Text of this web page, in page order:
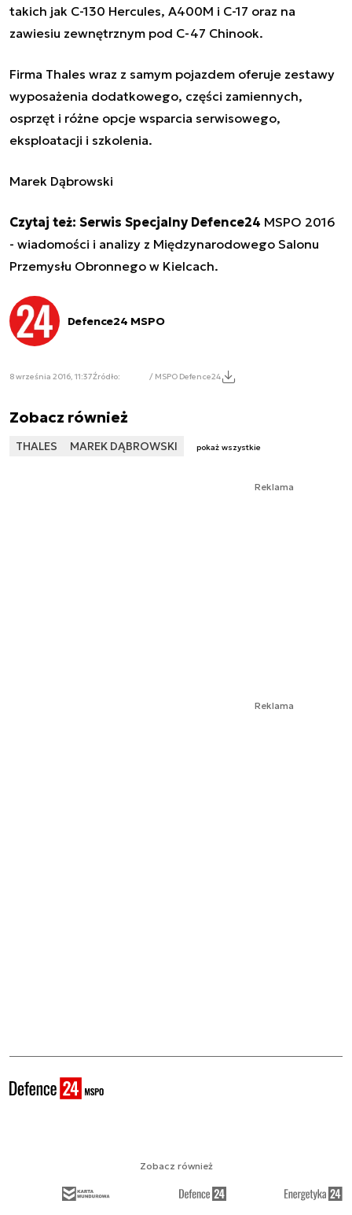
takich jak C-130 Hercules, A400M i C-17 oraz na
zawiesiu zewnętrznym pod C-47 Chinook.
Firma Thales wraz z samym pojazdem oferuje zestawy
wyposażenia dodatkowego, części zamiennych,
osprzęt i różne opcje wsparcia serwisowego,
eksploatacji i szkolenia.
Marek Dąbrowski
Czytaj też: Serwis Specjalny Defence24 MSPO 2016
- wiadomości i analizy z Międzynarodowego Salonu
Przemysłu Obronnego w Kielcach.
Defence24 MSPO
8 września 2016, 11:37Źródło: / MSPO Defence24
Zobacz również
THALES MAREK DĄBROWSKI pokaż wszystkie
Reklama
Reklama
Zobacz również